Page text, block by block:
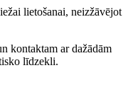
lietošanai, neizžāvējot
kontaktam ar dažādām
līdzekli.